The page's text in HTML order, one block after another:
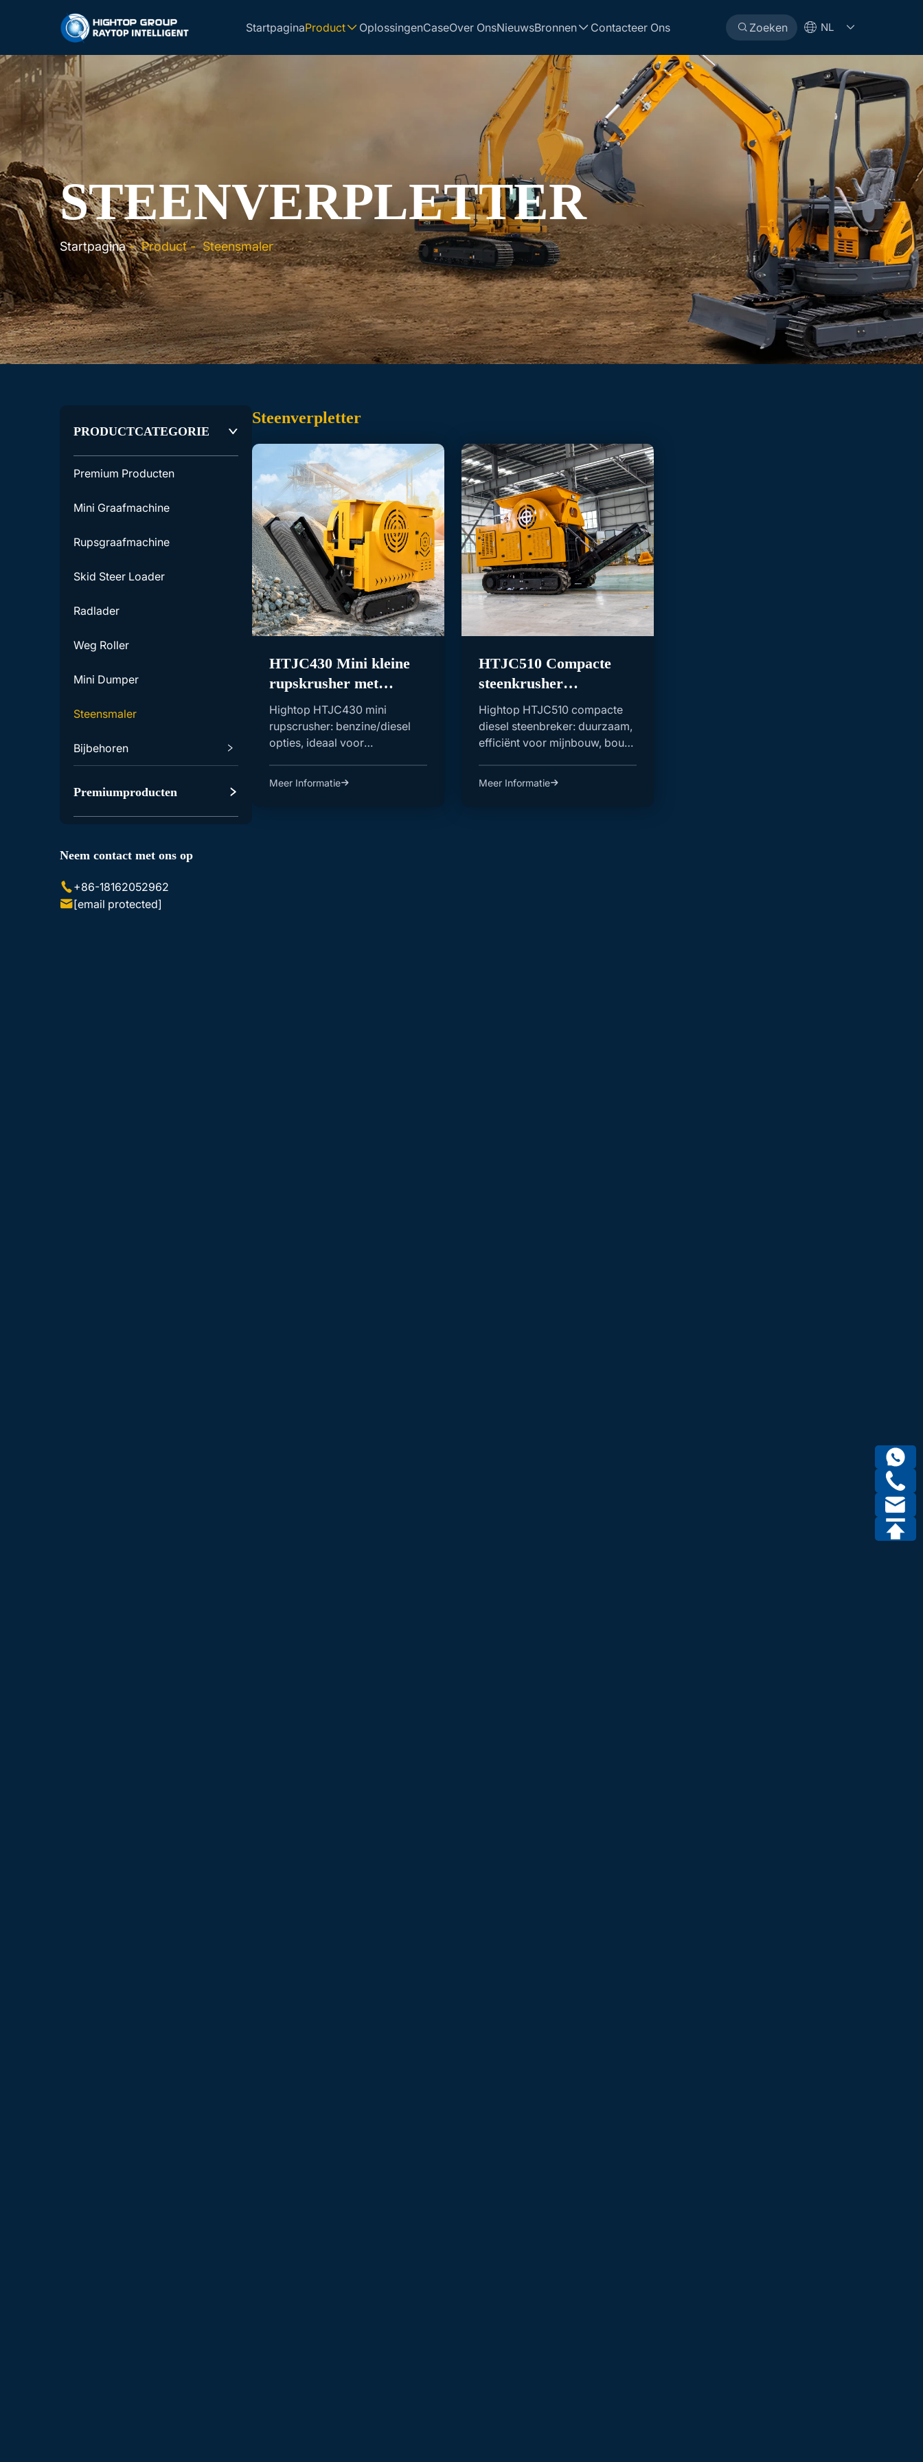
StartpaginaProduct OplossingenCaseOver OnsNieuwsBronnen Contacteer Ons Zoeken NL
STEENVERPLETTER
Startpagina-Product-Steensmaler
PRODUCTCATEGORIE
Premium Producten
Mini Graafmachine
Rupsgraafmachine
Skid Steer Loader
Radlader
Weg Roller
Mini Dumper
Steensmaler
Bijbehoren
Skid Steer Lader Accessoires
Premiumproducten
Neem contact met ons op
+86-18162052962
[email protected]
Steenverpletter
HTJC430 Mini kleine
rupskrusher met
benzinie/dieselmotor
Hightop HTJC430 mini
rupscrusher: benzine/diesel
opties, ideaal voor
Meer Informatie
HTJC510 Compacte
steenkrusher
aangedreven door
dieselmotor
Hightop HTJC510 compacte
diesel steenbreker: duurzaam,
efficiënt voor mijnbouw, bouw
Meer Informatie